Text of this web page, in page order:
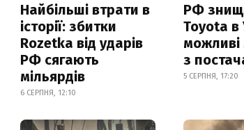
Найбільші втрати в
історії: збитки
Rozetka від ударів
РФ сягають
мільярдів
6 СЕРПНЯ, 12:10
РФ
Toyota в
з
5 СЕРПНЯ, 17:20